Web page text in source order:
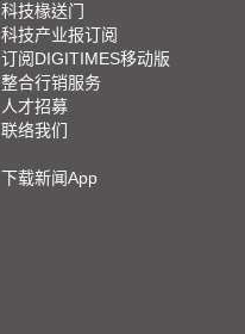
科技椽送门
科技产业报订阅
订阅DIGITIMES移动版
整合行销服务
人才招募
联络我们
下载新闻App